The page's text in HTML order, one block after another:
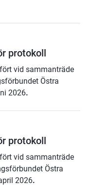
protokoll
vid sammanträde
Östra
2026.
protokoll
vid sammanträde
Östra
2026.